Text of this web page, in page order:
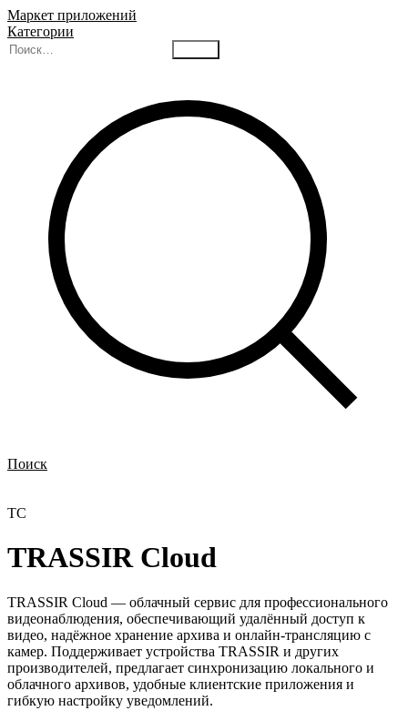
Маркет приложений
Категории
Поиск
TC
TRASSIR Cloud
TRASSIR Cloud — облачный сервис для профессионального
видеонаблюдения, обеспечивающий удалённый доступ к
видео, надёжное хранение архива и онлайн-трансляцию с
камер. Поддерживает устройства TRASSIR и других
производителей, предлагает синхронизацию локального и
облачного архивов, удобные клиентские приложения и
гибкую настройку уведомлений.